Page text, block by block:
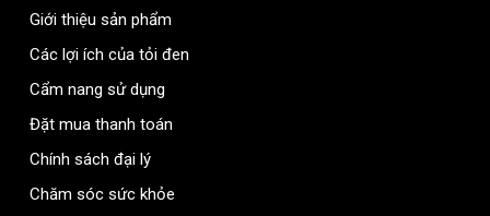
Giới thiệu sản phẩm
Các lợi ích của tỏi đen
Cẩm nang sử dụng
Đặt mua thanh toán
Chính sách đại lý
Chăm sóc sức khỏe